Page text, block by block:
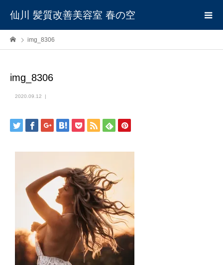
仙川 髪質改善美容室 春の空
img_8306
img_8306
2020.09.12